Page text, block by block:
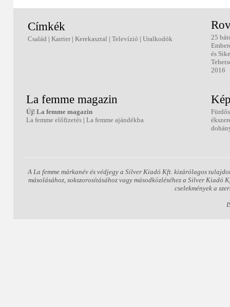
Címkék
Család | Karrier| Kerekasztal | Televízió | Uralkodók
25
és
2016
La femme magazin
Új! La femme magazin
La femme előfizetés | La femme ajándékba
A La femme márkanév és védjegy a Silver Kiadó Kft. kizárólagos
másolásához, sokszorosításához vagy másodközléséhez a Silver
cselekmények a